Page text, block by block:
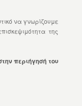
να γνωρίζουμε
της
περιήγησή του